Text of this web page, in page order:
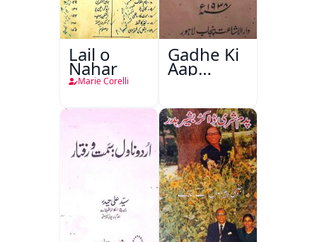
Lail o
Nahar
Marie Corelli
Gadhe Ki
Aap
Beetee